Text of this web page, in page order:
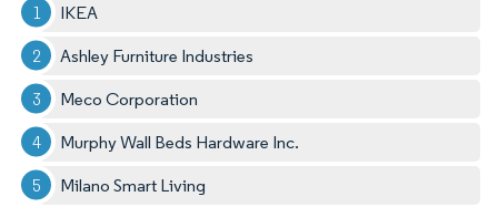
IKEA
Ashley Furniture Industries
Meco Corporation
Murphy Wall Beds Hardware Inc.
Milano Smart Living